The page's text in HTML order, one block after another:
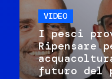
VIDEO
I pesci
Ripensare
futuro del